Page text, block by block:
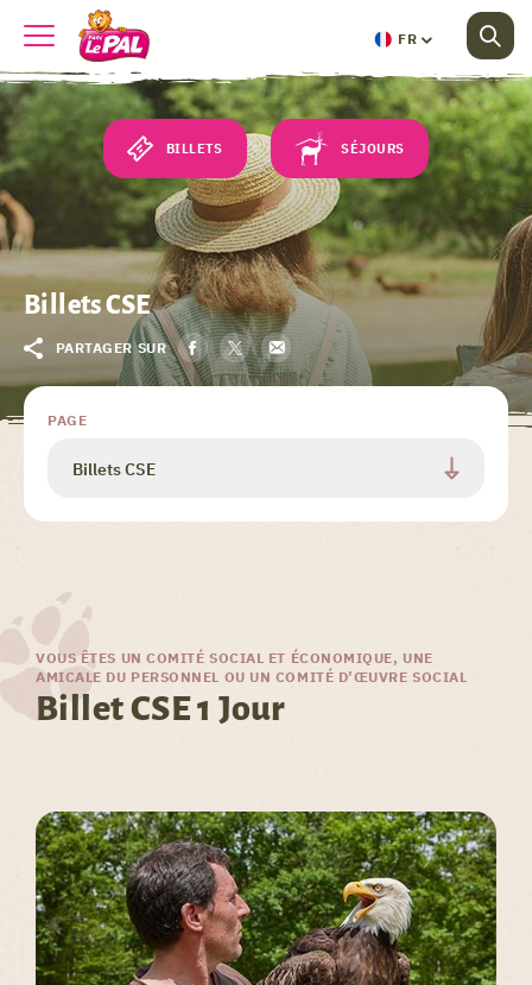
FR
BILLETS SÉJOURS
Billets CSE
PARTAGER SUR
PAGE
VOUS ÊTES UN COMITÉ SOCIAL ET ÉCONOMIQUE, UNE
AMICALE DU PERSONNEL OU UN COMITÉ D’ŒUVRE SOCIAL
Billet CSE 1 Jour